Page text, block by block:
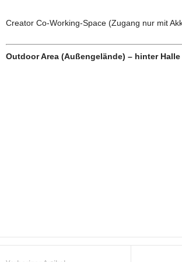
Creator Co-Working-Space (Zugang nur mit
Outdoor Area (Außengelände) – hinter Halle